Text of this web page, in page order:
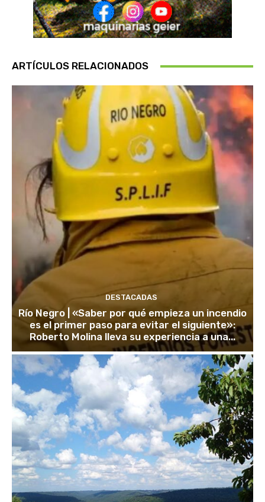
ARTÍCULOS RELACIONADOS
DESTACADAS
Río Negro | «Saber por qué empieza un incendio
es el primer paso para evitar el siguiente»:
Roberto Molina lleva su experiencia a una...